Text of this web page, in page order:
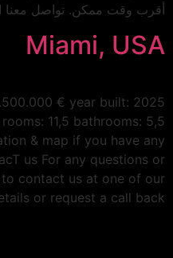
أقرب وقت ممكن. تواصل معنا
Miami, USA
€ year built: 2025
11,5 bathrooms: 5,5
& map if you have any
us For any questions or
contact us at one of our
or request a call back […]